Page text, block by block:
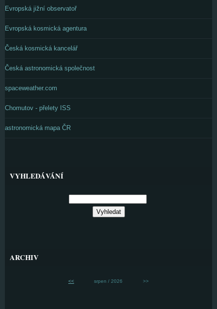
Evropská jižní observatoř
Evropská kosmická agentura
Česká kosmická kancelář
Česká astronomická společnost
spaceweather.com
Chomutov - přelety ISS
astronomická mapa ČR
VYHLEDÁVÁNÍ
ARCHIV
<< srpen / 2026 >>